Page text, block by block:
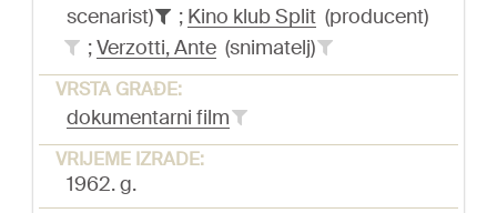
scenarist)
; Kino klub Split (producent)
;Verzotti, Ante (snimatelj)
VRSTA GRAĐE:
dokumentarni film
VRIJEME IZRADE:
1962. g.